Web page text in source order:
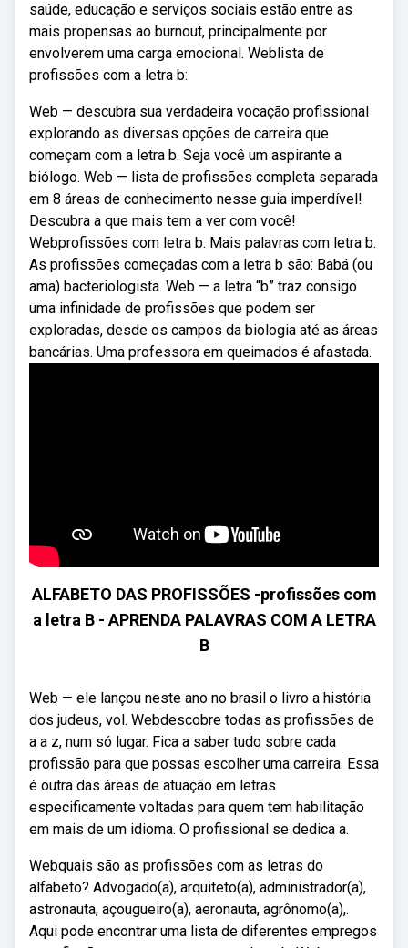
saúde, educação e serviços sociais estão entre as
mais propensas ao burnout, principalmente por
envolverem uma carga emocional. Weblista de
profissões com a letra b:
Web — descubra sua verdadeira vocação profissional
explorando as diversas opções de carreira que
começam com a letra b. Seja você um aspirante a
biólogo. Web — lista de profissões completa separada
em 8 áreas de conhecimento nesse guia imperdível!
Descubra a que mais tem a ver com você!
Webprofissões com letra b. Mais palavras com letra b.
As profissões começadas com a letra b são: Babá (ou
ama) bacteriologista. Web — a letra “b” traz consigo
uma infinidade de profissões que podem ser
exploradas, desde os campos da biologia até as áreas
bancárias. Uma professora em queimados é afastada.
ALFABETO DAS PROFISSÕES -profissões com
a letra B - APRENDA PALAVRAS COM A LETRA
B
Web — ele lançou neste ano no brasil o livro a história
dos judeus, vol. Webdescobre todas as profissões de
a a z, num só lugar. Fica a saber tudo sobre cada
profissão para que possas escolher uma carreira. Essa
é outra das áreas de atuação em letras
especificamente voltadas para quem tem habilitação
em mais de um idioma. O profissional se dedica a.
Webquais são as profissões com as letras do
alfabeto? Advogado(a), arquiteto(a), administrador(a),
astronauta, açougueiro(a), aeronauta, agrônomo(a),.
Aqui pode encontrar uma lista de diferentes empregos